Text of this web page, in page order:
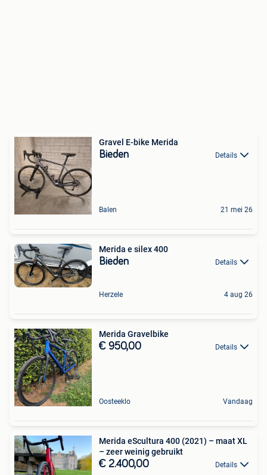
Gravel E-bike Merida
Bieden Details
Balen 21 mei 26
Merida e silex 400
Bieden Details
Herzele 4 aug 26
Merida Gravelbike
€ 950,00 Details
Oosteeklo Vandaag
Merida eScultura 400 (2021) – maat XL
– zeer weinig gebruikt
€ 2.400,00 Details